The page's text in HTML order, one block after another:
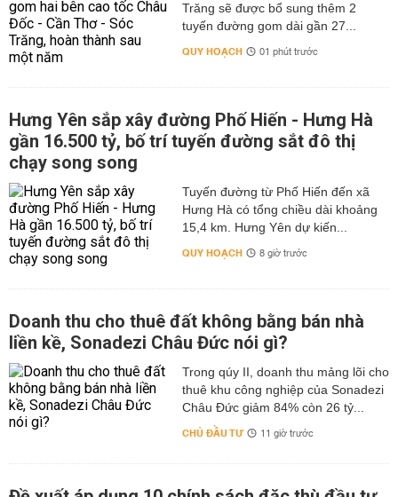
Trăng sẽ được bổ sung thêm 2
tuyến đường gom dài gần 27...
QUY HOẠCH 01 phút trước
Hưng Yên sắp xây đường Phố Hiến - Hưng Hà
gần 16.500 tỷ, bố trí tuyến đường sắt đô thị
chạy song song
Tuyến đường từ Phố Hiến đến xã
Hưng Hà có tổng chiều dài khoảng
15,4 km. Hưng Yên dự kiến...
QUY HOẠCH 8 giờ trước
Doanh thu cho thuê đất không bằng bán nhà
liền kề, Sonadezi Châu Đức nói gì?
Trong qúy II, doanh thu mảng lõi cho
thuê khu công nghiệp của Sonadezi
Châu Đức giảm 84% còn 26 tỷ...
CHỦ ĐẦU TƯ 11 giờ trước